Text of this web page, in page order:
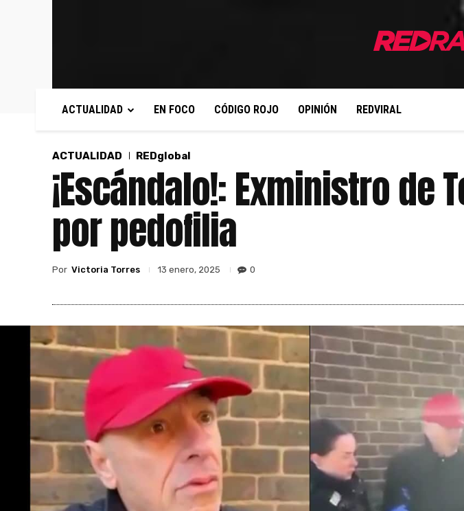
ACTUALIDAD EN FOCO CÓDIGO ROJO OPINIÓN REDVIRAL
ACTUALIDAD REDglobal
¡Escándalo!: Exministro de
por pedofilia
Por Victoria Torres 13 enero, 2025 0